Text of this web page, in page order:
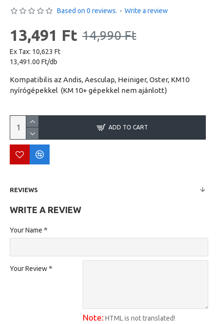
Based on 0 reviews. - Write a review
13,491 Ft 14,990 Ft
Ex Tax: 10,623 Ft
13,491.00 Ft/db
Kompatibilis az Andis, Aesculap, Heiniger, Oster, KM10
nyírógépekkel (KM 10+ gépekkel nem ajánlott)
ADD TO CART
REVIEWS
WRITE A REVIEW
Your Name
Your Review
Note: HTML is not translated!